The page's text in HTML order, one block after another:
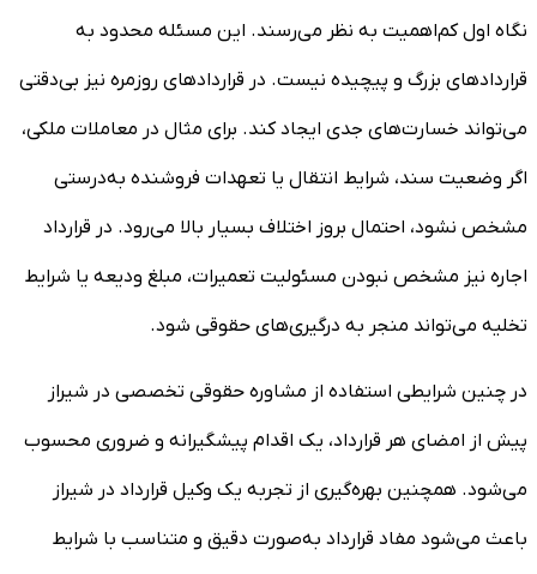
نگاه اول کم‌اهمیت به نظر می‌رسند. این مسئله محدود به
قراردادهای بزرگ و پیچیده نیست. در قراردادهای روزمره نیز بی‌دقتی
می‌تواند خسارت‌های جدی ایجاد کند. برای مثال در معاملات ملکی،
اگر وضعیت سند، شرایط انتقال یا تعهدات فروشنده به‌درستی
مشخص نشود، احتمال بروز اختلاف بسیار بالا می‌رود. در قرارداد
اجاره نیز مشخص نبودن مسئولیت تعمیرات، مبلغ ودیعه یا شرایط
تخلیه می‌تواند منجر به درگیری‌های حقوقی شود.
در چنین شرایطی استفاده از مشاوره حقوقی تخصصی در شیراز
پیش از امضای هر قرارداد، یک اقدام پیشگیرانه و ضروری محسوب
می‌شود. همچنین بهره‌گیری از تجربه یک وکیل قرارداد در شیراز
باعث می‌شود مفاد قرارداد به‌صورت دقیق و متناسب با شرایط